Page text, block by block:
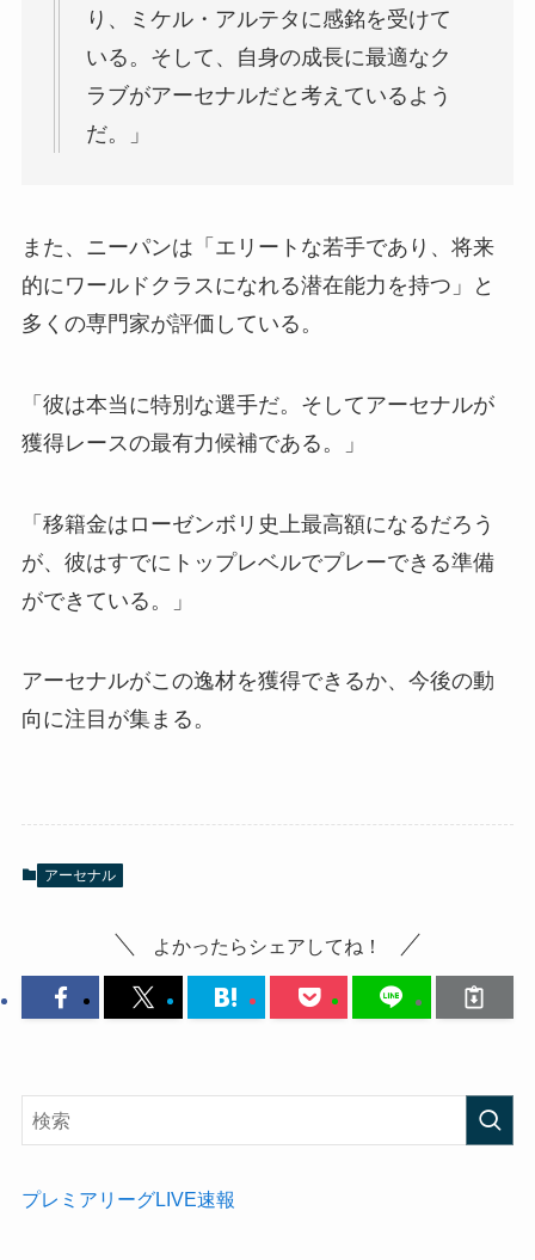
り、ミケル・アルテタに感銘を受けて
いる。そして、自身の成長に最適なク
ラブがアーセナルだと考えているよう
だ。」
また、ニーパンは「エリートな若手であり、将来
的にワールドクラスになれる潜在能力を持つ」と
多くの専門家が評価している。
「彼は本当に特別な選手だ。そしてアーセナルが
獲得レースの最有力候補である。」
「移籍金はローゼンボリ史上最高額になるだろう
が、彼はすでにトップレベルでプレーできる準備
ができている。」
アーセナルがこの逸材を獲得できるか、今後の動
向に注目が集まる。
アーセナル
よかったらシェアしてね！
プレミアリーグLIVE速報